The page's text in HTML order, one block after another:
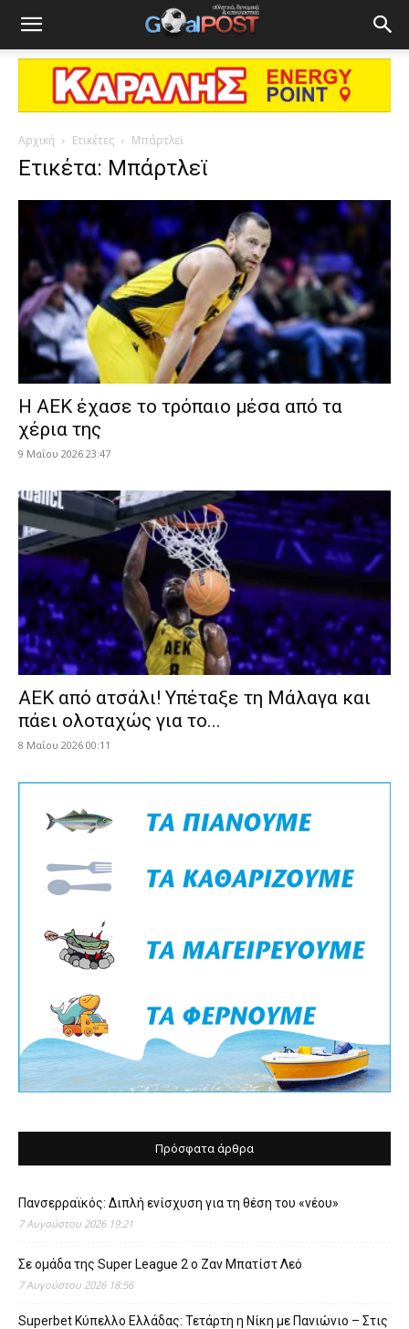
Αρχική Ετικέτες Μπάρτλεϊ
Ετικέτα: Μπάρτλεϊ
Η ΑΕΚ έχασε το τρόπαιο μέσα από τα
χέρια της
9 Μαΐου 2026 23:47
ΑΕΚ από ατσάλι! Υπέταξε τη Μάλαγα και
πάει ολοταχώς για το...
8 Μαΐου 2026 00:11
Πρόσφατα άρθρα
Πανσερραϊκός: Διπλή ενίσχυση για τη θέση του «νέου»
7 Αυγούστου 2026 19:21
Σε ομάδα της Super League 2 o Ζαν Μπατίστ Λεό
7 Αυγούστου 2026 18:56
Superbet Κύπελλο Ελλάδας: Τετάρτη η Νίκη με Πανιώνιο – Στις